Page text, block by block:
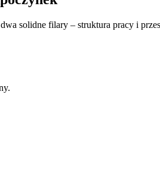
solidne filary – struktura pracy i